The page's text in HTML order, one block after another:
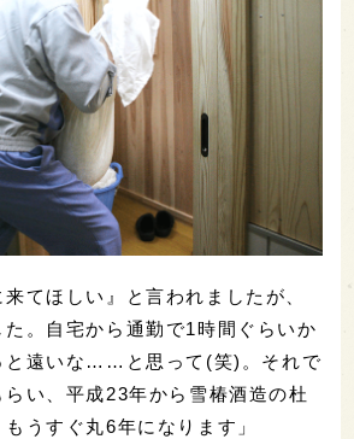
来てほしい』と言われましたが、
。自宅から通勤で1時間ぐらいか
と遠いな……と思って(笑)。それで
い、平成23年から雪椿酒造の杜
うすぐ丸6年になります」